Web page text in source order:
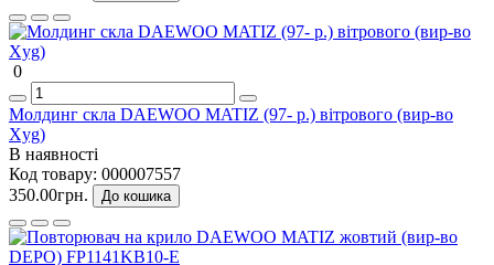
0
Молдинг скла DAEWOO MATIZ (97- р.) вітрового (вир-во
Xyg)
В наявності
Код товару: 000007557
350.00грн.
До кошика